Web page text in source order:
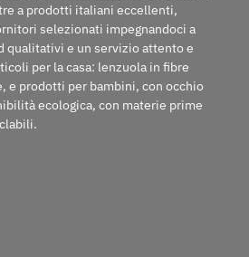
a prodotti italiani eccellenti,
selezionati impegnandoci a
qualitativi e un servizio attento e
per la casa: lenzuola in fibre
e prodotti per bambini, con occhio
ecologica, con materie prime